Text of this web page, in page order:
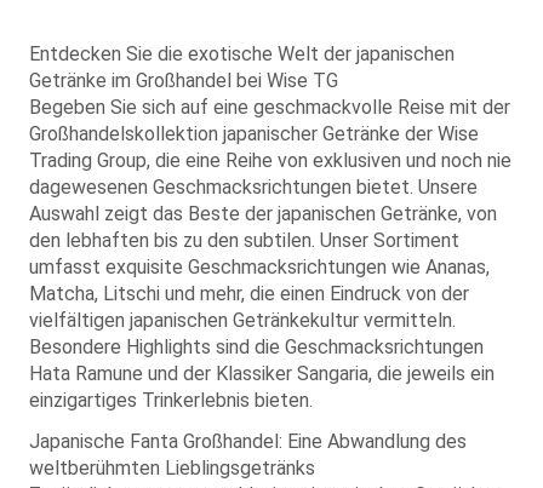
Entdecken Sie die exotische Welt der japanischen
Getränke im Großhandel bei Wise TG
Begeben Sie sich auf eine geschmackvolle Reise mit der
Großhandelskollektion japanischer Getränke der Wise
Trading Group, die eine Reihe von exklusiven und noch nie
dagewesenen Geschmacksrichtungen bietet. Unsere
Auswahl zeigt das Beste der japanischen Getränke, von
den lebhaften bis zu den subtilen. Unser Sortiment
umfasst exquisite Geschmacksrichtungen wie Ananas,
Matcha, Litschi und mehr, die einen Eindruck von der
vielfältigen japanischen Getränkekultur vermitteln.
Besondere Highlights sind die Geschmacksrichtungen
Hata Ramune und der Klassiker Sangaria, die jeweils ein
einzigartiges Trinkerlebnis bieten.
Japanische Fanta Großhandel: Eine Abwandlung des
weltberühmten Lieblingsgetränks